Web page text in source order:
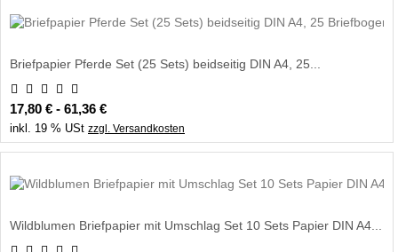
Briefpapier Pferde Set (25 Sets) beidseitig DIN A4, 25...
17,80 € - 61,36 €
inkl. 19 % USt zzgl. Versandkosten
Wildblumen Briefpapier mit Umschlag Set 10 Sets Papier DIN A4...